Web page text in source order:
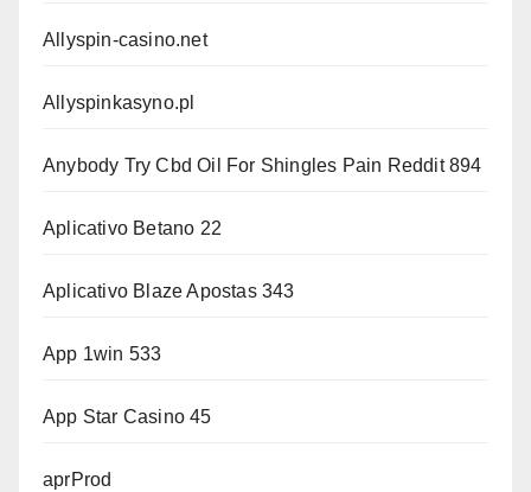
Allyspin-casino.net
Allyspinkasyno.pl
Anybody Try Cbd Oil For Shingles Pain Reddit 894
Aplicativo Betano 22
Aplicativo Blaze Apostas 343
App 1win 533
App Star Casino 45
aprProd